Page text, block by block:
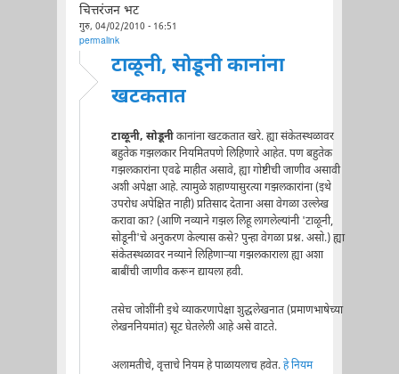
चित्तरंजन भट
गुरु, 04/02/2010 - 16:51
permalink
टाळूनी, सोडूनी कानांना
खटकतात
टाळूनी, सोडूनीकानांना खटकतात खरे. ह्या संकेतस्थळावर
बहुतेक गझलकार नियमितपणे लिहिणारे आहेत. पण बहुतेक
गझलकारांना एवढे माहीत असावे, ह्या गोष्टीची जाणीव असावी
अशी अपेक्षा आहे. त्यामुळे शहाण्यासुरत्या गझलकारांना (इथे
उपरोध अपेक्षित नाही) प्रतिसाद देताना असा वेगळा उल्लेख
करावा का? (आणि नव्याने गझल लिहू लागलेल्यांनी 'टाळूनी,
सोडूनी'चे अनुकरण केल्यास कसे? पुन्हा वेगळा प्रश्न. असो.) ह्या
संकेतस्थळावर नव्याने लिहिणाऱ्या गझलकाराला ह्या अशा
बाबींची जाणीव करून द्यायला हवी.
तसेच जोशींनी इथे व्याकरणापेक्षा शुद्धलेखनात (प्रमाणभाषेच्या
लेखननियमांत) सूट घेतलेली आहे असे वाटते.
अलामतीचे, वृत्ताचे नियम हे पाळायलाच हवेत.हे नियम